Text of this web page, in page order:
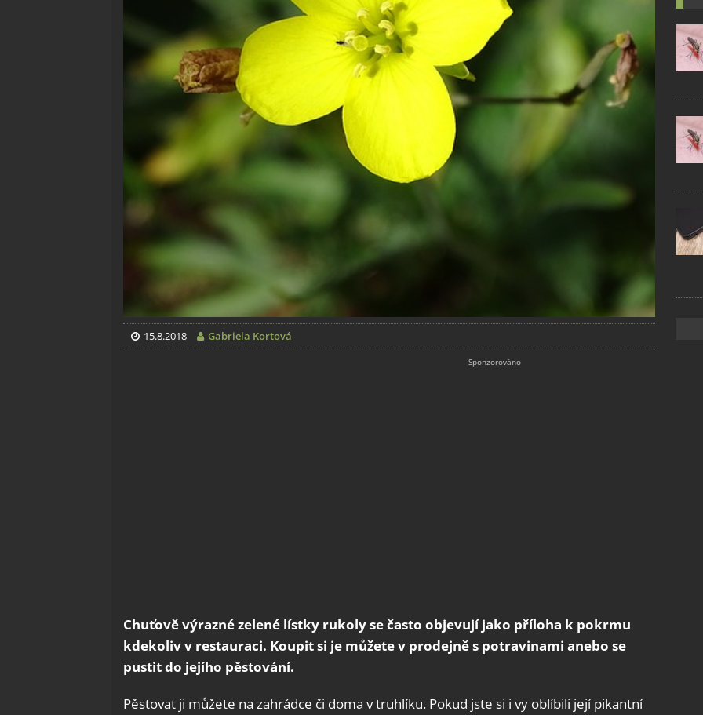
15.8.2018 Gabriela Kortová
Chuťově výrazné zelené lístky rukoly se často objevují jako příloha k pokrmu
kdekoliv v restauraci. Koupit si je můžete v prodejně s potravinami anebo se
pustit do jejího pěstování.
Pěstovat ji můžete na zahrádce či doma v truhlíku. Pokud jste si i vy oblíbili její pikantní